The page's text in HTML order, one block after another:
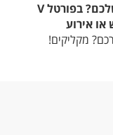
מחפשים מקום אירוח לחופשה הבאה שלכם? בפורטל V
או אירוע
מקליקים!
עוברים על